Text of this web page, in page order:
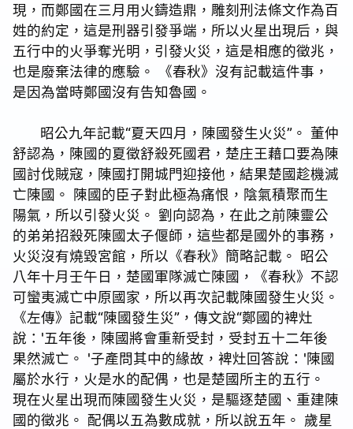
現，而鄭國在三月用火鑄造鼎，雕刻刑法條文作為百
姓的約定，這是刑器引發爭端，所以火星出現后，與
五行中的火爭奪光明，引發火災，這是相應的徵兆，
也是廢棄法律的應驗。 《春秋》沒有記載這件事，
是因為當時鄭國沒有告知魯國。
昭公九年記載“夏天四月，陳國發生火災”。 董仲
舒認為，陳國的夏徵舒殺死國君，楚庄王藉口要為陳
國討伐賊寇，陳國打開城門迎接他，結果楚國趁機滅
亡陳國。 陳國的臣子對此極為痛恨，陰氣積聚而生
陽氣，所以引發火災。 劉向認為，在此之前陳靈公
的弟弟招殺死陳國太子偃師，這些都是國外的事務，
火災沒有燒毀宮館，所以《春秋》簡略記載。 昭公
八年十月壬午日，楚國軍隊滅亡陳國，《春秋》不認
可蠻夷滅亡中原國家，所以再次記載陳國發生火災。
《左傳》記載“陳國發生災”，傳文說“鄭國的裨灶
說：'五年後，陳國將會重新受封，受封五十二年後
果然滅亡。 '子產問其中的緣故，裨灶回答說：'陳國
屬於水行，火是水的配偶，也是楚國所主的五行。
現在火星出現而陳國發生火災，是驅逐楚國、重建陳
國的徵兆。 配偶以五為數成就，所以說五年。 歲星